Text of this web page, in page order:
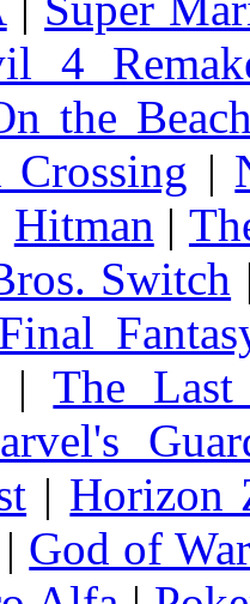
4
the
|
Hitman |
Switch
Final
|The
| Horizon
| God of